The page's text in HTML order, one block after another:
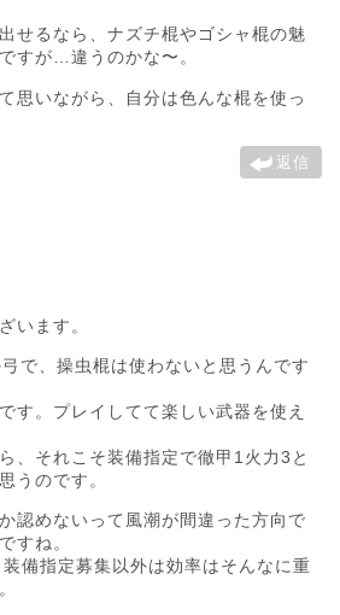
せるなら、ナズチ棍やゴシャ棍の魅
すが…違うのかな〜。
思いながら、自分は色んな棍を使っ
返信
います。
で、操虫棍は使わないと思うんです
す。プレイしてて楽しい武器を使え
、それこそ装備指定で徹甲1火力3と
うのです。
認めないって風潮が間違った方向で
すね。
備指定募集以外は効率はそんなに重